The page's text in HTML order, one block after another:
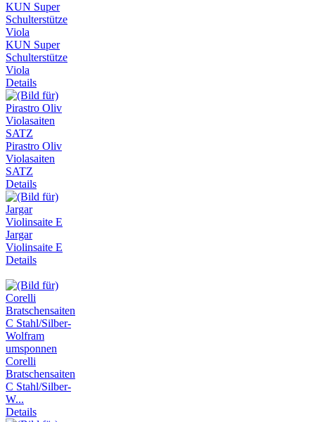
KUN Super
Schulterstütze
Viola
Details
Pirastro Oliv
Violasaiten
SATZ
Details
Jargar
Violinsaite E
Details
Corelli
Bratschensaiten
C Stahl/Silber-
W...
Details